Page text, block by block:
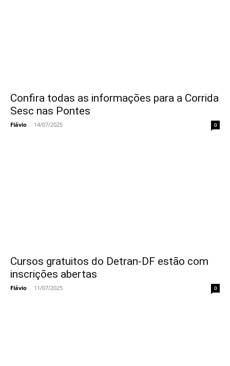
Confira todas as informações para a Corrida
Sesc nas Pontes
Flávio - 14/07/2025 0
Cursos gratuitos do Detran-DF estão com
inscrições abertas
Flávio - 11/07/2025 0